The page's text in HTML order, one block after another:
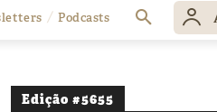
Podcasts
Edição #5655